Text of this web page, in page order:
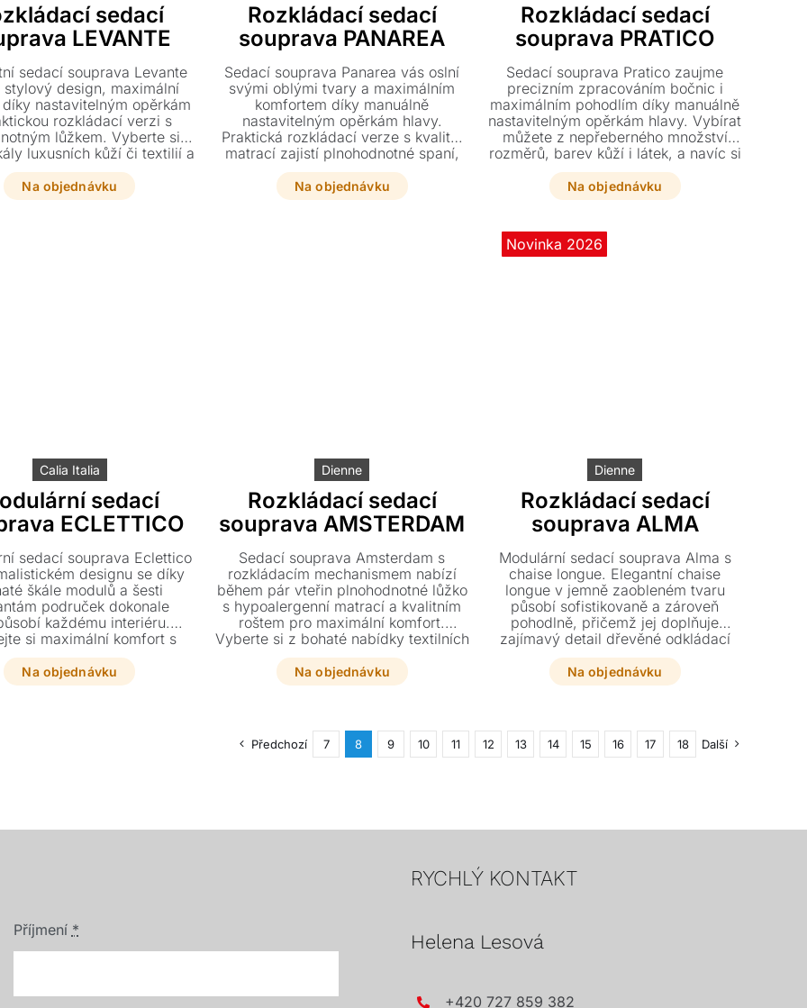
sedací
LEVANTE
sedací souprava Levante
stylový design, maximální
nastavitelným opěrkám
rozkládací verzi s
lůžkem. Vyberte si z
luxusních kůží či textilií a
si rozměry i provedení
svému interiéru. Tento
kousek lze doplnit také o
Na objednávku
Rozkládací sedací
souprava PANAREA
Sedací souprava Panarea vás oslní
svými oblými tvary a maximálním
komfortem díky manuálně
nastavitelným opěrkám hlavy.
Praktická rozkládací verze s kvalitní
matrací zajistí plnohodnotné spaní,
zatímco široký výběr kůží a látek
umožní dokonalé sladění s vaším
interiérem.
Na objednávku
Rozkládací sedací
souprava PRATICO
Sedací souprava Pratico zaujme
precizním zpracováním bočnic i
maximálním pohodlím díky manuálně
nastavitelným opěrkám hlavy. Vybírat
můžete z nepřeberného množství
rozměrů, barev kůží i látek, a navíc si
dopřát verzi s plnohodnotným lůžkem
pro každodenní spaní. Konstrukce z
kvalitního dřeva a výplň z
životnost a špičkový komfort.
Na objednávku
Calia Italia
sedací
ECLETTICO
sedací souprava Eclettico
designu se díky
škále modulů a šesti
područek dokonale
každému interiéru.
si maximální komfort s
elektrickou funkcí, ručně
opěrkami hlavy nebo
lůžkem pro
Na objednávku
Dienne
Rozkládací sedací
souprava AMSTERDAM
Sedací souprava Amsterdam s
rozkládacím mechanismem nabízí
během pár vteřin plnohodnotné lůžko
s hypoalergenní matrací a kvalitním
roštem pro maximální komfort.
Vyberte si z bohaté nabídky textilních
potahů, mnoha rozměrů i typů
područek a vytvořte si kousek na
míru vašemu interiéru.
Na objednávku
Novinka 2026
Dienne
Rozkládací sedací
souprava ALMA
Modulární sedací souprava Alma s
chaise longue. Elegantní chaise
longue v jemně zaobleném tvaru
působí sofistikovaně a zároveň
pohodlně, přičemž jej doplňuje
zajímavý detail dřevěné odkládací
plochy.
Na objednávku
Předchozí 7 8 9 10 11 12 13 14 15 16 17 18 Další
Příjmení *
RYCHLÝ KONTAKT
Helena Lesová
+420 727 859 382